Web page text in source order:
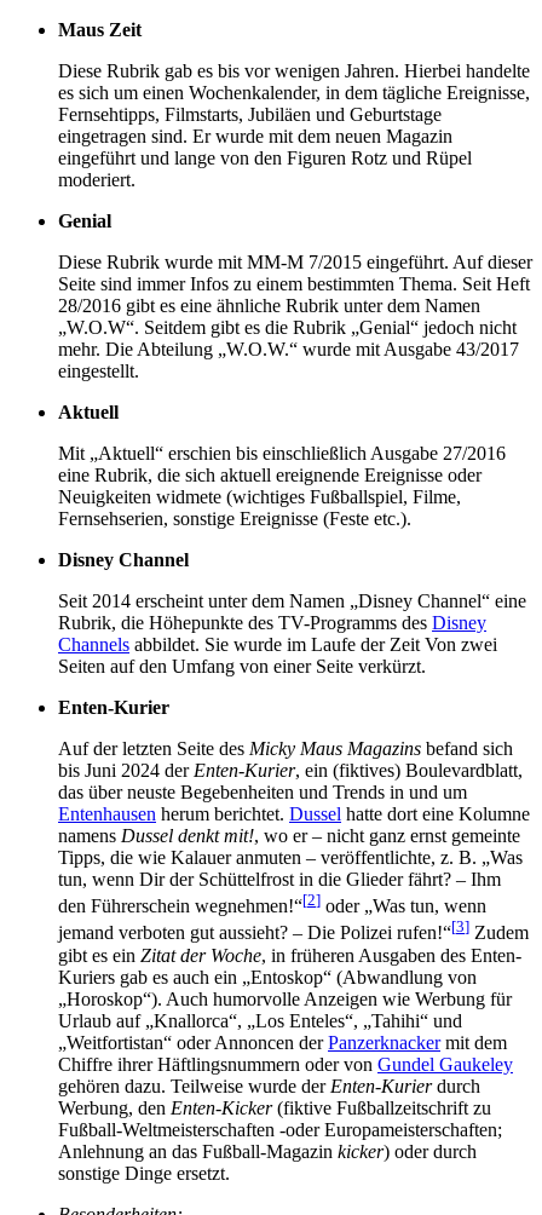
Maus Zeit
Diese Rubrik gab es bis vor wenigen Jahren. Hierbei handelte
es sich um einen Wochenkalender, in dem tägliche Ereignisse,
Fernsehtipps, Filmstarts, Jubiläen und Geburtstage
eingetragen sind. Er wurde mit dem neuen Magazin
eingeführt und lange von den Figuren Rotz und Rüpel
moderiert.
Genial
Diese Rubrik wurde mit MM-M 7/2015 eingeführt. Auf dieser
Seite sind immer Infos zu einem bestimmten Thema. Seit Heft
28/2016 gibt es eine ähnliche Rubrik unter dem Namen
„W.O.W“. Seitdem gibt es die Rubrik „Genial“ jedoch nicht
mehr. Die Abteilung „W.O.W.“ wurde mit Ausgabe 43/2017
eingestellt.
Aktuell
Mit „Aktuell“ erschien bis einschließlich Ausgabe 27/2016
eine Rubrik, die sich aktuell ereignende Ereignisse oder
Neuigkeiten widmete (wichtiges Fußballspiel, Filme,
Fernsehserien, sonstige Ereignisse (Feste etc.).
Disney Channel
Seit 2014 erscheint unter dem Namen „Disney Channel“ eine
Rubrik, die Höhepunkte des TV-Programms des Disney
Channels abbildet. Sie wurde im Laufe der Zeit Von zwei
Seiten auf den Umfang von einer Seite verkürzt.
Enten-Kurier
Auf der letzten Seite des Micky Maus Magazins befand sich
bis Juni 2024 der Enten-Kurier, ein (fiktives) Boulevardblatt,
das über neuste Begebenheiten und Trends in und um
Entenhausen herum berichtet. Dussel hatte dort eine Kolumne
namens Dussel denkt mit!, wo er – nicht ganz ernst gemeinte
Tipps, die wie Kalauer anmuten – veröffentlichte, z. B. „Was
tun, wenn Dir der Schüttelfrost in die Glieder fährt? – Ihm
den Führerschein wegnehmen!“[2] oder „Was tun, wenn
jemand verboten gut aussieht? – Die Polizei rufen!“[3] Zudem
gibt es ein Zitat der Woche, in früheren Ausgaben des Enten-
Kuriers gab es auch ein „Entoskop“ (Abwandlung von
„Horoskop“). Auch humorvolle Anzeigen wie Werbung für
Urlaub auf „Knallorca“, „Los Enteles“, „Tahihi“ und
„Weitfortistan“ oder Annoncen derPanzerknackermit dem
Chiffre ihrer Häftlingsnummern oder von Gundel Gaukeley
gehören dazu. Teilweise wurde der Enten-Kurierdurch
Werbung, den Enten-Kicker(fiktive Fußballzeitschrift zu
Fußball-Weltmeisterschaften -oder Europameisterschaften;
Anlehnung an das Fußball-Magazin kicker) oder durch
sonstige Dinge ersetzt.